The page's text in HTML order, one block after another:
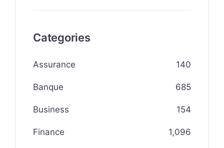
Categories
Assurance 140
Banque 685
Business 154
Finance 1,096